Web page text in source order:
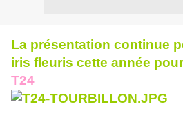
La présentation continue
iris fleuris cette année
T24